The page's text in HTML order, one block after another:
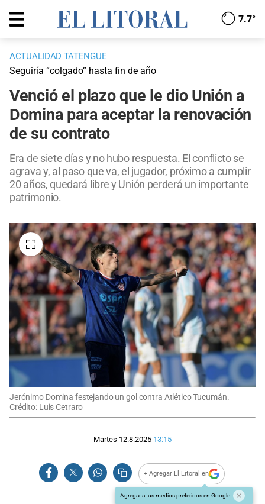
7.7°
ACTUALIDAD TATENGUE
Seguiría “colgado” hasta fin de año
Venció el plazo que le dio Unión a
Domina para aceptar la renovación
de su contrato
Era de siete días y no hubo respuesta. El conflicto se
agrava y, al paso que va, el jugador, próximo a cumplir
20 años, quedará libre y Unión perderá un importante
patrimonio.
Jerónimo Domina festejando un gol contra Atlético Tucumán.
Crédito: Luis Cetraro
Martes 12.8.2025 13:15
+ Agregar El Litoral en
Agregar a tus medios preferidos en Google